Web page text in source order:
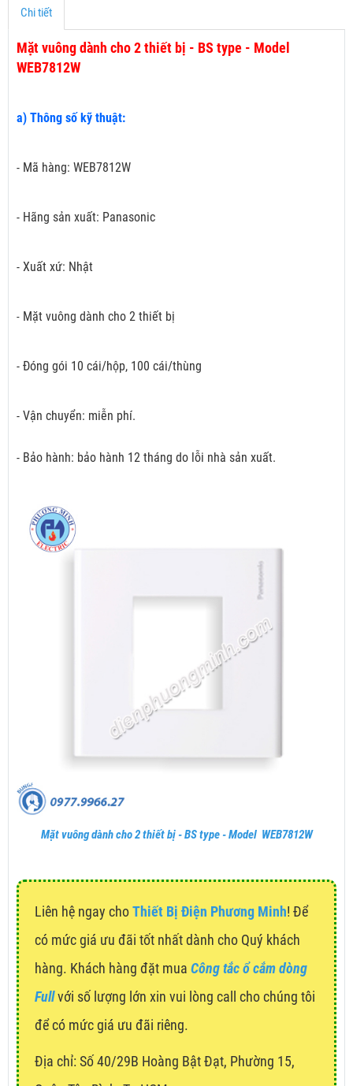
Chi tiết
Mặt vuông dành cho 2 thiết bị - BS type - Model
WEB7812W
a) Thông số kỹ thuật:
- Mã hàng: WEB7812W
- Hãng sản xuất: Panasonic
- Xuất xứ: Nhật
- Mặt vuông dành cho 2 thiết bị
- Đóng gói 10 cái/hộp, 100 cái/thùng
- Vận chuyển: miễn phí.
- Bảo hành: bảo hành 12 tháng do lỗi nhà sản xuất.
Mặt vuông dành cho 2 thiết bị - BS type - Model WEB7812W
Liên hệ ngay choThiết Bị Điện Phương Minh! Để
có mức giá ưu đãi tốt nhất dành cho Quý khách
hàng. Khách hàng đặt mua Công tắc ổ cắm dòng
Fullvới số lượng lớn xin vui lòng call cho chúng tôi
để có mức giá ưu đãi riêng.
Địa chỉ: Số 40/29B Hoàng Bật Đạt, Phường 15,